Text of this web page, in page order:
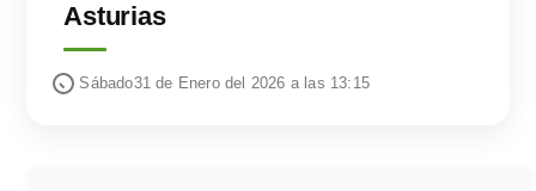
Asturias
Sábado31 de Enero del 2026 a las 13:15